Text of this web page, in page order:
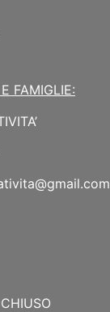
FAMIGLIE: